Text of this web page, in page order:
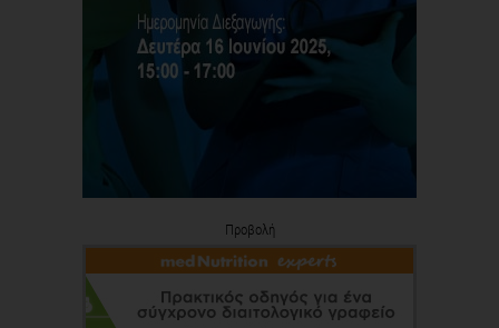
Προβολή